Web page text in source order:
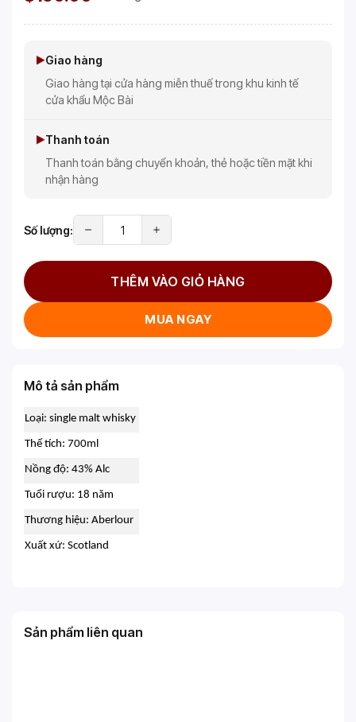
Giao hàng
Giao hàng tại cửa hàng miễn thuế trong khu kinh tế
cửa khẩu Mộc Bài
Thanh toán
Thanh toán bằng chuyển khoản, thẻ hoặc tiền mặt khi
nhận hàng
Số lượng:
THÊM VÀO GIỎ HÀNG
MUA NGAY
Mô tả sản phẩm
Loại: single malt whisky
Thể tích: 700ml
Nồng độ: 43% Alc
Tuổi rượu: 18 năm
Thương hiệu: Aberlour
Xuất xứ: Scotland
Sản phẩm liên quan